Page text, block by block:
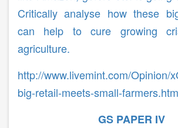
Critically analyse how these
can help to cure growing
agriculture.
http://www.livemint.com/Opinion/
big-retail-meets-small-
GS PAPER IV